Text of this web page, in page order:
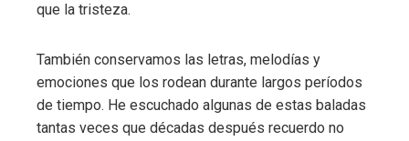
que la tristeza.
También conservamos las letras, melodías y
emociones que los rodean durante largos períodos
de tiempo. He escuchado algunas de estas baladas
tantas veces que décadas después recuerdo no